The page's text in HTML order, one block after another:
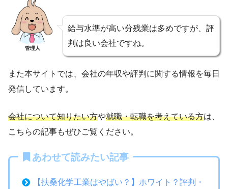
管理人
給与水準が高い分残業は多めですが、評
判は良い会社ですね。
また本サイトでは、会社の年収や評判に関する情報を毎日
発信しています。
会社について知りたい方や就職・転職を考えている方は、
こちらの記事もぜひご覧ください。
あわせて読みたい記事
【扶桑化学工業はやばい？】ホワイト？評判・